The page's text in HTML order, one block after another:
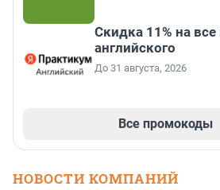
Скидка 11% на
английского
До 31 августа, 2026
Все промокоды
НОВОСТИ КОМПАНИЙ